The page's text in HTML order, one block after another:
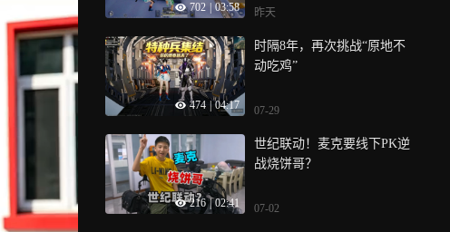
702 03:58 昨天
474 04:17
时隔8年，再次挑战“原地不
动吃鸡”
07-29
216 | 02:41
世纪联动！麦克要线下PK逆
战烧饼哥？
07-02